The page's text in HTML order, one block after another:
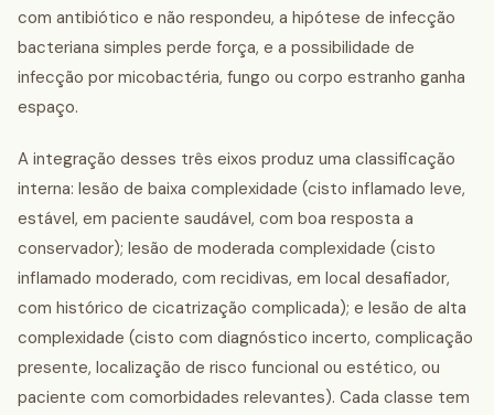
com antibiótico e não respondeu, a hipótese de infecção
bacteriana simples perde força, e a possibilidade de
infecção por micobactéria, fungo ou corpo estranho ganha
espaço.
A integração desses três eixos produz uma classificação
interna: lesão de baixa complexidade (cisto inflamado leve,
estável, em paciente saudável, com boa resposta a
conservador); lesão de moderada complexidade (cisto
inflamado moderado, com recidivas, em local desafiador,
com histórico de cicatrização complicada); e lesão de alta
complexidade (cisto com diagnóstico incerto, complicação
presente, localização de risco funcional ou estético, ou
paciente com comorbidades relevantes). Cada classe tem